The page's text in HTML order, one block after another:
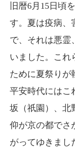
旧暦6月15日頃
す。夏は疫病、
で、それは悪霊
いました。これ
ために夏祭りが
平安時代にはこ
坂（祇園）、北
仰が京の都でさ
がってゆきまし